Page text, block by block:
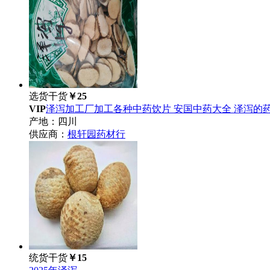
选货干货￥25
VIP泽泻加工厂加工各种中药饮片 安国中药大全 泽泻的
产地：四川
供应商： 根轩园药材行
统货干货￥15